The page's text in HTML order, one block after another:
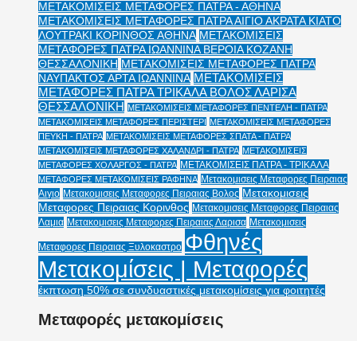
ΜΕΤΑΚΟΜΙΣΕΙΣ ΜΕΤΑΦΟΡΕΣ ΠΑΤΡΑ - ΑΘΗΝΑ
ΜΕΤΑΚΟΜΙΣΕΙΣ ΜΕΤΑΦΟΡΕΣ ΠΑΤΡΑ ΑΙΓΙΟ ΑΚΡΑΤΑ ΚΙΑΤΟ
ΛΟΥΤΡΑΚΙ ΚΟΡΙΝΘΟΣ ΑΘΗΝΑ ΜΕΤΑΚΟΜΙΣΕΙΣ
ΜΕΤΑΦΟΡΕΣ ΠΑΤΡΑ ΙΩΑΝΝΙΝΑ ΒΕΡΟΙΑ ΚΟΖΑΝΗ
ΘΕΣΣΑΛΟΝΙΚΗ ΜΕΤΑΚΟΜΙΣΕΙΣ ΜΕΤΑΦΟΡΕΣ ΠΑΤΡΑ
ΝΑΥΠΑΚΤΟΣ ΑΡΤΑ ΙΩΑΝΝΙΝΑ ΜΕΤΑΚΟΜΙΣΕΙΣ
ΜΕΤΑΦΟΡΕΣ ΠΑΤΡΑ ΤΡΙΚΑΛΑ ΒΟΛΟΣ ΛΑΡΙΣΑ
ΘΕΣΣΑΛΟΝΙΚΗ ΜΕΤΑΚΟΜΙΣΕΙΣ ΜΕΤΑΦΟΡΕΣ ΠΕΝΤΕΛΗ - ΠΑΤΡΑ
ΜΕΤΑΚΟΜΙΣΕΙΣ ΜΕΤΑΦΟΡΕΣ ΠΕΡΙΣΤΕΡΙ ΜΕΤΑΚΟΜΙΣΕΙΣ ΜΕΤΑΦΟΡΕΣ
ΠΕΥΚΗ - ΠΑΤΡΑ ΜΕΤΑΚΟΜΙΣΕΙΣ ΜΕΤΑΦΟΡΕΣ ΣΠΑΤΑ - ΠΑΤΡΑ
ΜΕΤΑΚΟΜΙΣΕΙΣ ΜΕΤΑΦΟΡΕΣ ΧΑΛΑΝΔΡΙ - ΠΑΤΡΑ ΜΕΤΑΚΟΜΙΣΕΙΣ
ΜΕΤΑΦΟΡΕΣ ΧΟΛΑΡΓΟΣ - ΠΑΤΡΑ ΜΕΤΑΚΟΜΙΣΕΙΣ ΠΑΤΡΑ - ΤΡΙΚΑΛΑ
ΜΕΤΑΦΟΡΕΣ ΜΕΤΑΚΟΜΙΣΕΙΣ ΡΑΦΗΝΑ Μετακομισεις Μεταφορες Πειραιας
Αιγιο Μετακομισεις Μεταφορες Πειραιας Βολος Μετακομισεις
Μεταφορες Πειραιας Κορινθος Μετακομισεις Μεταφορες Πειραιας
Λαμια Μετακομισεις Μεταφορες Πειραιας Λαρισα Μετακομισεις
Μεταφορες Πειραιας Ξυλοκαστρο Φθηνές
Μετακομίσεις | Μεταφορές
έκπτωση 50% σε συνδυαστικές μετακομίσεις για φοιτητές
Μεταφορές μετακομίσεις